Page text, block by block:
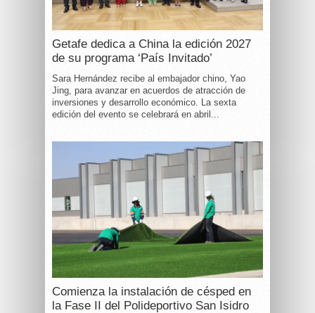
Getafe dedica a China la edición 2027
de su programa ‘País Invitado’
Sara Hernández recibe al embajador chino, Yao
Jing, para avanzar en acuerdos de atracción de
inversiones y desarrollo económico. La sexta
edición del evento se celebrará en abril...
Comienza la instalación de césped en
la Fase II del Polideportivo San Isidro